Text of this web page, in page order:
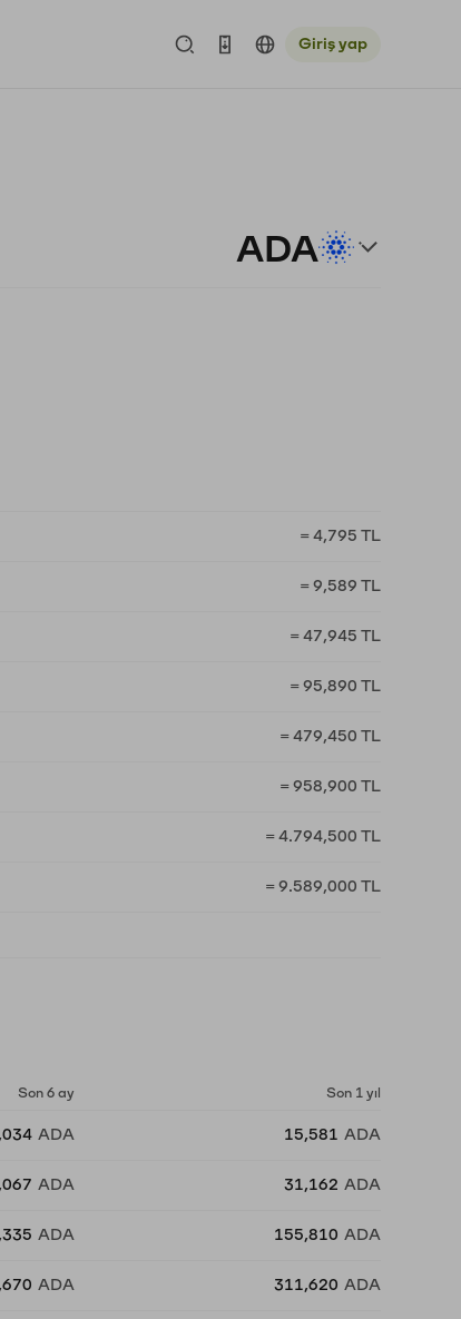
Giriş yap
ADA
= 4,795 TL
= 9,589 TL
= 47,945 TL
= 95,890 TL
= 479,450 TL
= 958,900 TL
= 4.794,500 TL
= 9.589,000 TL
Son 6 ay Son 1 yıl
ADA 15,581 ADA
ADA 31,162 ADA
ADA 155,810 ADA
ADA 311,620 ADA